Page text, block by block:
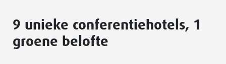
9 unieke conferentiehotels, 1
groene belofte